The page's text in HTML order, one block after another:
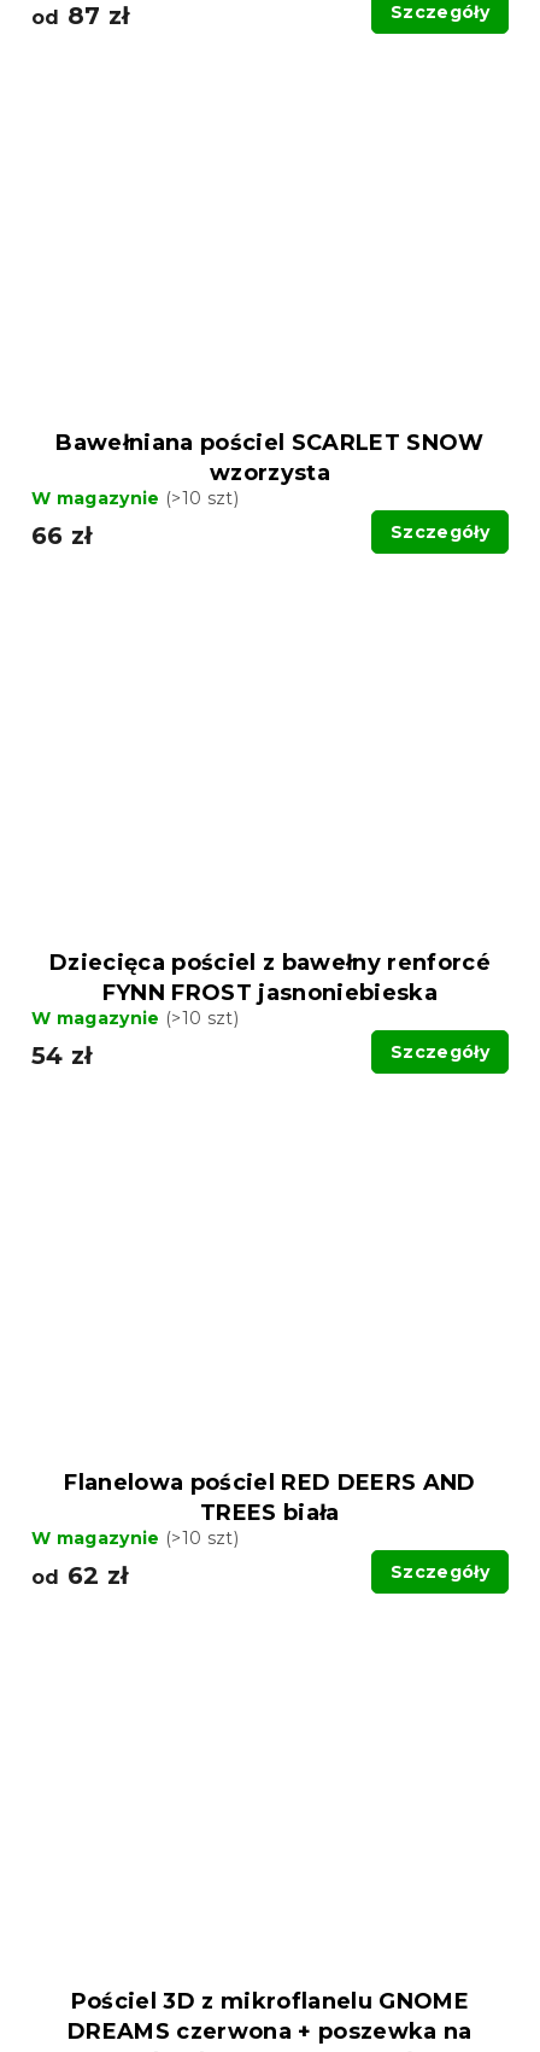
od 87 zł Szczegóły
Bawełniana pościel SCARLET SNOW
wzorzysta
W magazynie (>10 szt)
66 zł Szczegóły
Dziecięca pościel z bawełny renforcé
FYNN FROST jasnoniebieska
W magazynie (>10 szt)
54 zł Szczegóły
Flanelowa pościel RED DEERS AND
TREES biała
W magazynie (>10 szt)
od 62 zł Szczegóły
Pościel 3D z mikroflanelu GNOME
DREAMS czerwona + poszewka na